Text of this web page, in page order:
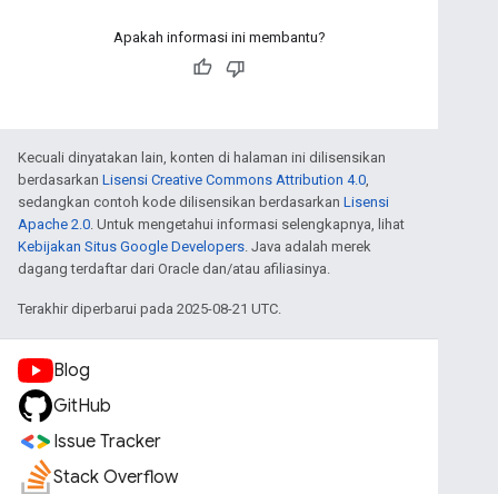
Apakah informasi ini membantu?
Kecuali dinyatakan lain, konten di halaman ini dilisensikan
berdasarkan Lisensi Creative Commons Attribution 4.0,
sedangkan contoh kode dilisensikan berdasarkan Lisensi
Apache 2.0. Untuk mengetahui informasi selengkapnya, lihat
Kebijakan Situs Google Developers. Java adalah merek
dagang terdaftar dari Oracle dan/atau afiliasinya.
Terakhir diperbarui pada 2025-08-21 UTC.
Blog
GitHub
Issue Tracker
Stack Overflow